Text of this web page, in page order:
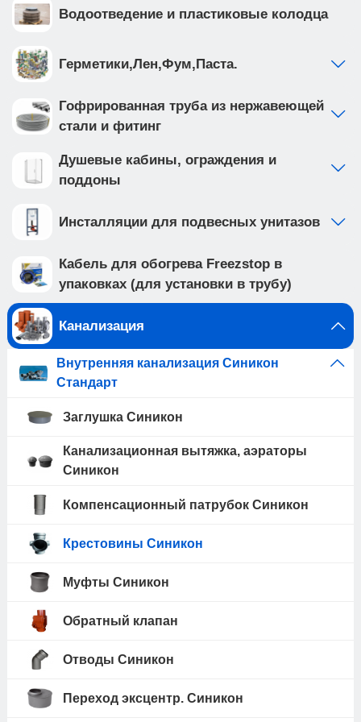
Водоотведение и пластиковые колодца
Герметики,Лен,Фум,Паста.
Гофрированная труба из нержавеющей
стали и фитинг
Душевые кабины, ограждения и
поддоны
Инсталляции для подвесных унитазов
Кабель для обогрева Freezstop в
упаковках (для установки в трубу)
Канализация
Внутренняя канализация Синикон
Стандарт
Заглушка Синикон
Канализационная вытяжка, аэраторы
Синикон
Компенсационный патрубок Синикон
Крестовины Синикон
Муфты Синикон
Обратный клапан
Отводы Синикон
Переход эксцентр. Синикон